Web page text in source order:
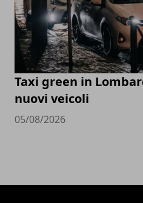
Taxi green in
nuovi veicoli
05/08/2026